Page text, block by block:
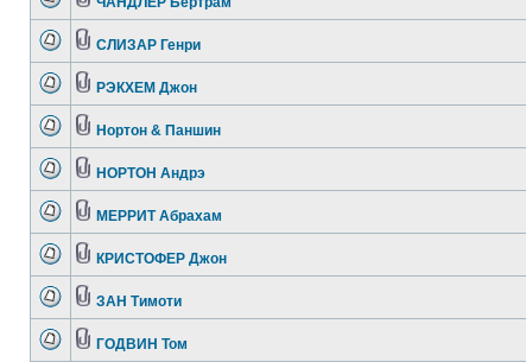
СЛИЗАР Генри
РЭКХЕМ Джон
Нортон & Паншин
НОРТОН Андрэ
МЕРРИТ Абрахам
КРИСТОФЕР Джон
ЗАН Тимоти
ГОДВИН Том